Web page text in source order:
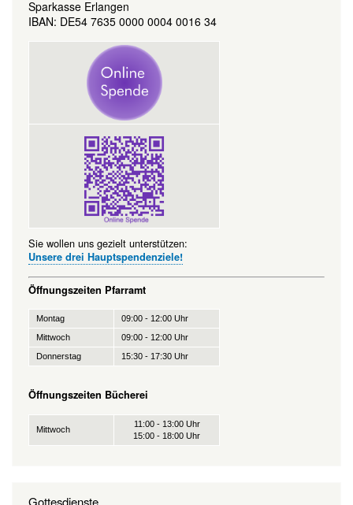
Sparkasse Erlangen
IBAN: DE54 7635 0000 0004 0016 34
Sie wollen uns gezielt unterstützen:
Unsere drei Hauptspendenziele!
Öffnungszeiten Pfarramt
Montag
09:00 - 12:00 Uhr
Mittwoch
09:00 - 12:00 Uhr
Donnerstag
15:30 - 17:30 Uhr
Öffnungszeiten Bücherei
Mittwoch
11:00 - 13:00 Uhr
15:00 - 18:00 Uhr
Gottesdienste